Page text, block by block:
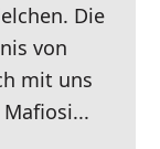
Die
von
mit uns